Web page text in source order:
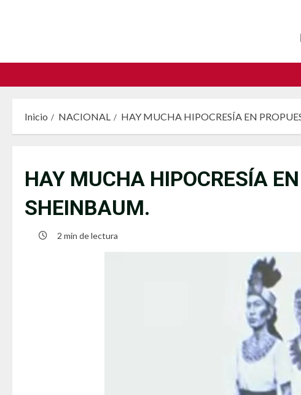
Inicio NACIONAL HAY MUCHA HIPOCRESÍA EN
HAY MUCHA HIPOCRESÍA
SHEINBAUM.
2 min de lectura